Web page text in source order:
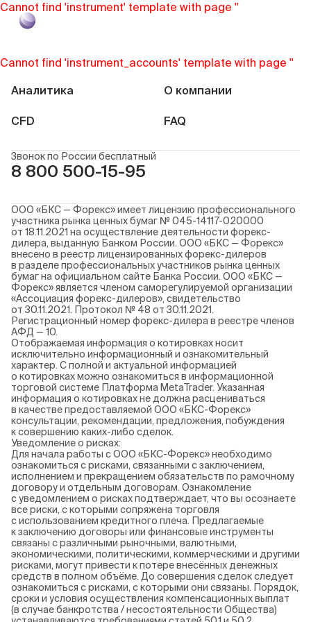
Cannot find 'instrument' template with page ''
Cannot find 'instrument_accounts' template with page ''
Аналитика О компании
CFD FAQ
Звонок по России бесплатный
8 800 500-15-95
ООО «БКС — Форекс» имеет лицензию профессионального
участника рынка ценных бумаг № 045-14117-020000
от 18.11.2021 на осуществление деятельности форекс-
дилера, выданную Банком России. ООО «БКС — Форекс»
внесено в реестр лицензированных форекс-дилеров
в разделе профессиональных участников рынка ценных
бумаг на официальном сайте Банка России. ООО «БКС —
Форекс» является членом саморегулируемой организации
«Ассоциация форекс-дилеров», свидетельство
от 30.11.2021. Протокол № 48 от 30.11.2021.
Регистрационный номер форекс-дилера в реестре членов
АФД — 10.
Отображаемая информация о котировках носит
исключительно информационный и ознакомительный
характер. С полной и актуальной информацией
о котировках можно ознакомиться в информационной
торговой системе Платформа MetaTrader. Указанная
информация о котировках не должна расцениваться
в качестве предоставляемой ООО «БКС-Форекс»
консультации, рекомендации, предложения, побуждения
к совершению каких-либо сделок.
Уведомление о рисках:
Для начала работы с ООО «БКС-Форекс» необходимо
ознакомиться с рисками, связанными с заключением,
исполнением и прекращением обязательств по рамочному
договору и отдельным договорам. Ознакомление
с уведомлением о рисках подтверждает, что вы осознаете
все риски, с которыми сопряжена торговля
с использованием кредитного плеча. Предлагаемые
к заключению договоры или финансовые инструменты
связаны с различными рыночными, валютными,
экономическими, политическими, коммерческими и другими
рисками, могут привести к потере внесённых денежных
средств в полном объёме. До совершения сделок следует
ознакомиться с рисками, с которыми они связаны. Порядок,
сроки и условия осуществления компенсационных выплат
(в случае банкротства / несостоятельности Общества)